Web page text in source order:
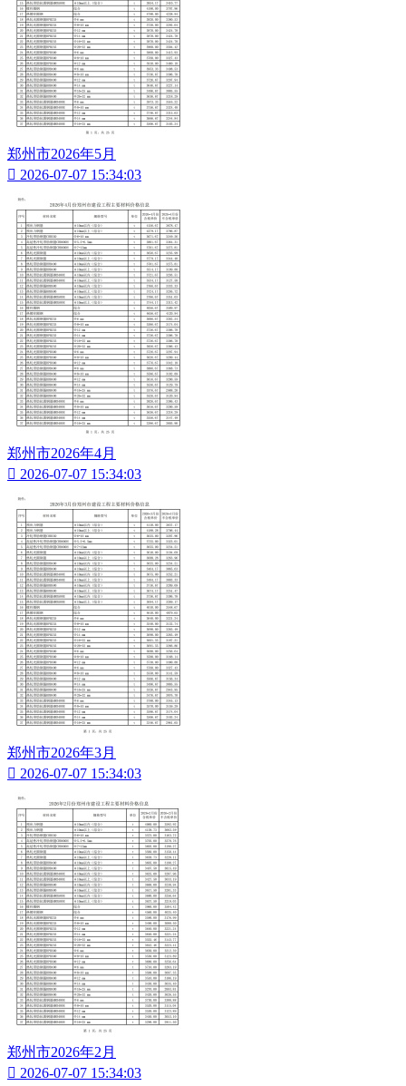
郑州市2026年5月
 2026-07-07 15:34:03
郑州市2026年4月
 2026-07-07 15:34:03
郑州市2026年3月
 2026-07-07 15:34:03
郑州市2026年2月
 2026-07-07 15:34:03